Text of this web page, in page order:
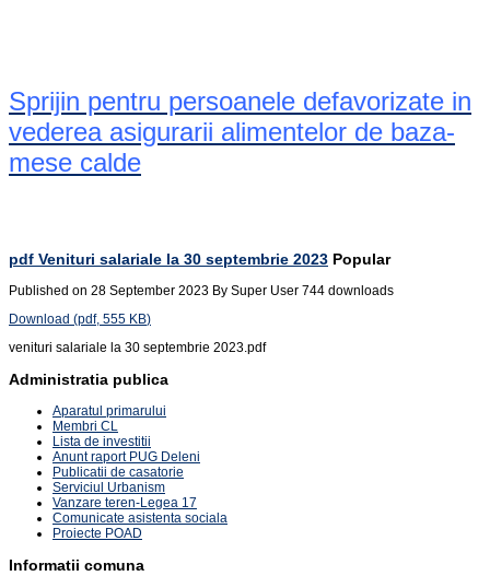
Sprijin pentru persoanele defavorizate in
vederea asigurarii alimentelor de baza-
mese calde
pdf Venituri salariale la 30 septembrie 2023 Popular
Published on 28 September 2023 By Super User 744 downloads
Download (pdf, 555 KB)
venituri salariale la 30 septembrie 2023.pdf
Administratia publica
Aparatul primarului
Membri CL
Lista de investitii
Anunt raport PUG Deleni
Publicatii de casatorie
Serviciul Urbanism
Vanzare teren-Legea 17
Comunicate asistenta sociala
Proiecte POAD
Informatii comuna